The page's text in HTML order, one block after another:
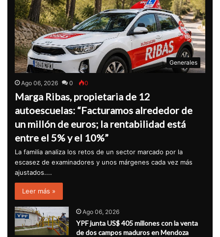
Generales
Ago 06, 2026 0 0
Marga Ribas, propietaria de 12
autoescuelas: “Facturamos alrededor de
un millón de euros; la rentabilidad está
entre el 5% y el 10%”
La familia analiza los retos de un sector marcado por la
escasez de examinadores y unos márgenes cada vez más
ajustados....
Leer más »
Ago 06, 2026
YPF junta US$ 405 millones con la venta
de dos campos maduros en Mendoza